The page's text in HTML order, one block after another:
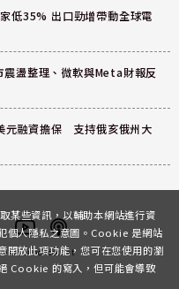
低35% 出口勁增帶動全球電
盪整理、微軟與Meta財報反
元融資擔保 支持俄亥俄州大
YoutubePodcast
某些資訊，以輔助本網站進行資
個人隱私之意圖。Cookie 是網站
開放此項功能，您可在您使用的瀏
Cookie 的寫入，但可能會導致